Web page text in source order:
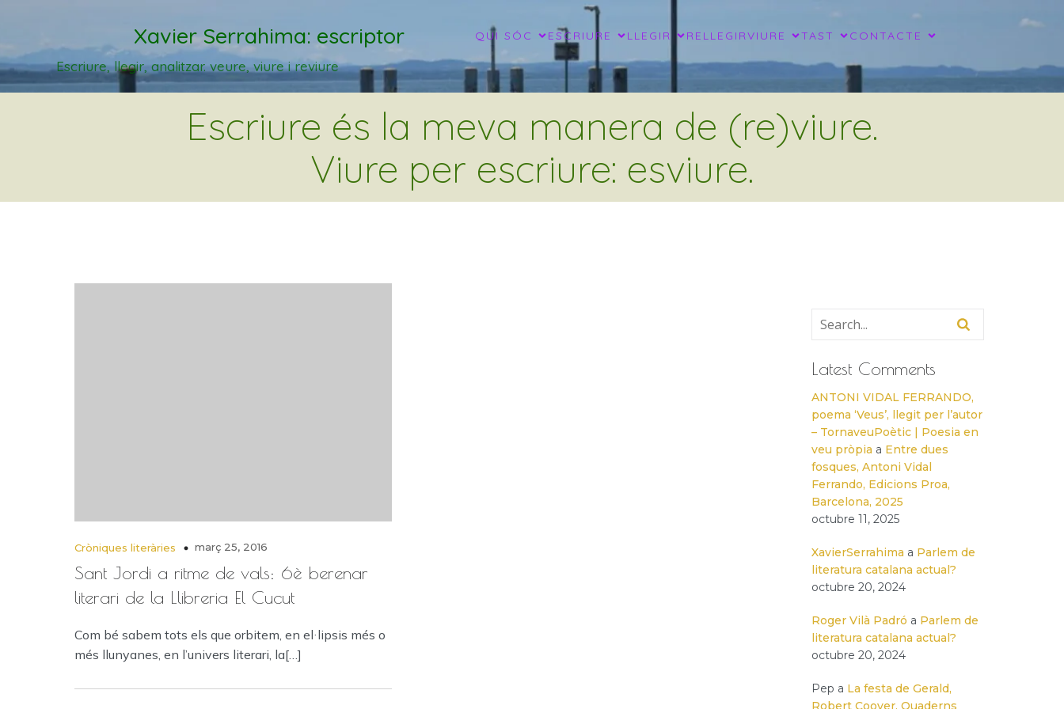
Xavier Serrahima: escriptor QUI SÓC ESCRIURE LLEGIR RELLEGIRVIURE TAST CONTACTE
Escriure, llegir, analitzar. veure, viure i reviure
Escriure és la meva manera de (re)viure.
Viure per escriure: esviure.
Cròniques literàries març 25, 2016
Sant Jordi a ritme de vals: 6è berenar
literari de la Llibreria El Cucut
Com bé sabem tots els que orbitem, en el·lipsis més o
més llunyanes, en l’univers literari, la[…]
Latest Comments
ANTONI VIDAL FERRANDO,
poema ‘Veus’, llegit per l’autor
– TornaveuPoètic | Poesia en
veu pròpia a Entre dues
fosques, Antoni Vidal
Ferrando, Edicions Proa,
Barcelona, 2025
octubre 11, 2025
XavierSerrahima a Parlem de
literatura catalana actual?
octubre 20, 2024
Roger Vilà Padró a Parlem de
literatura catalana actual?
octubre 20, 2024
Pep a La festa de Gerald,
Robert Coover, Quaderns